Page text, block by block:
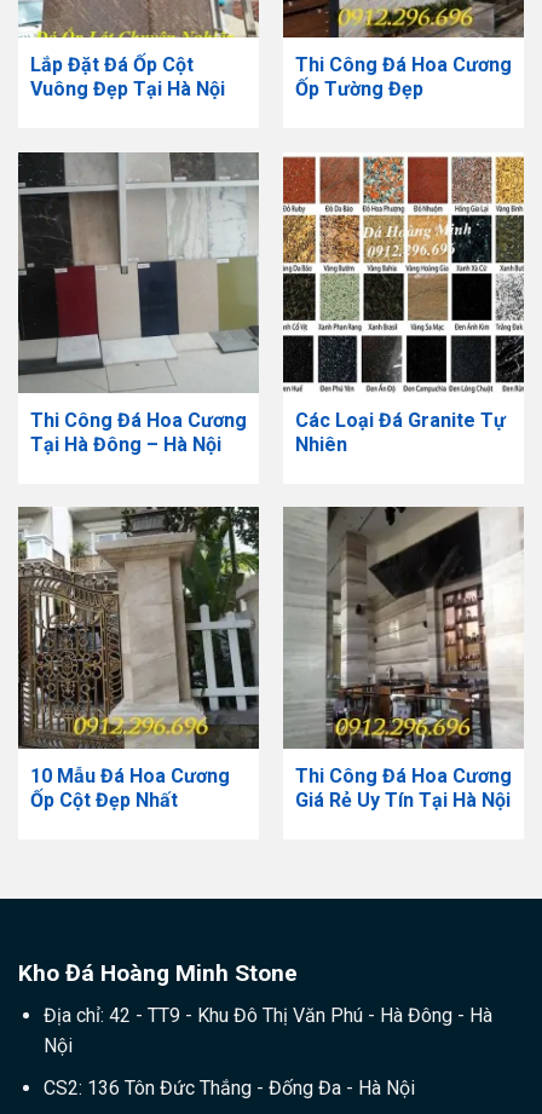
Lắp Đặt Đá Ốp Cột
Vuông Đẹp Tại Hà Nội
​Thi Công Đá Hoa Cương
Ốp Tường Đẹp
Thi Công Đá Hoa Cương
Tại Hà Đông – Hà Nội
Các Loại Đá Granite Tự
Nhiên
10 Mẫu Đá Hoa Cương
Ốp Cột Đẹp Nhất
Thi Công Đá Hoa Cương
Giá Rẻ Uy Tín Tại Hà Nội
Kho Đá Hoàng Minh Stone
Địa chỉ: 42 - TT9 - Khu Đô Thị Văn Phú - Hà Đông - Hà
Nội
CS2: 136 Tôn Đức Thắng - Đống Đa - Hà Nội